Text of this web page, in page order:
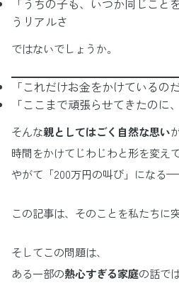
「うちの子も、いつか同じこと
うリアルさ
ではないでしょうか。
「これだけお金をかけているの
「ここまで頑張らせてきたのに
そんな親としてはごく自然な思い
時間をかけてじわじわと形を変えて
やがて「200万円の叫び」になる
この記事は、そのことを私たちに
そしてこの問題は、
ある一部の熱心すぎる家庭の話で